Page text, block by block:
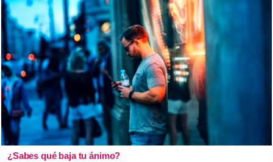
¿Sabes qué baja tu ánimo?